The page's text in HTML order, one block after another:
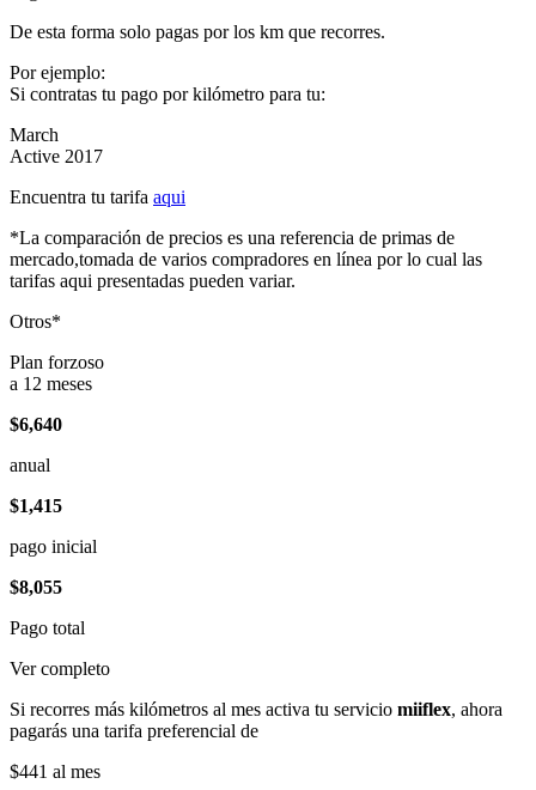
De esta forma solo pagas por los km que recorres.
Por ejemplo:
Si contratas tu pago por kilómetro para tu:
March
Active 2017
Encuentra tu tarifa aqui
*La comparación de precios es una referencia de primas de
mercado,tomada de varios compradores en línea por lo cual las
tarifas aqui presentadas pueden variar.
Otros*
Plan forzoso
a 12 meses
$6,640
anual
$1,415
pago inicial
$8,055
Pago total
Ver completo
Si recorres más kilómetros al mes activa tu servicio miiflex, ahora
pagarás una tarifa preferencial de
$441 al mes